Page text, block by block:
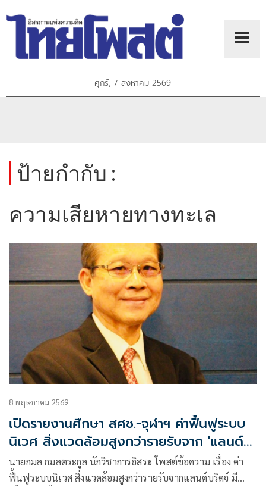
ศุกร์, 7 สิงหาคม 2569
ป้ายกำกับ :
ความเสียหายทางทะเล
8 พฤษภาคม 2569
เปิดรายงานศึกษา สศช.-จุฬาฯ ค่าฟื้นฟูระบบ
นิเวศ สิ่งแวดล้อมสูงกว่ารายรับจาก 'แลนด์
บริดจ์'
นายกมล กมลตระกูล นักวิชาการอิสระ โพสต์ข้อความ เรื่อง ค่า
ฟื้นฟูระบบนิเวศ สิ่งแวดล้อมสูงกว่ารายรับจากแลนด์บริดจ์ มี